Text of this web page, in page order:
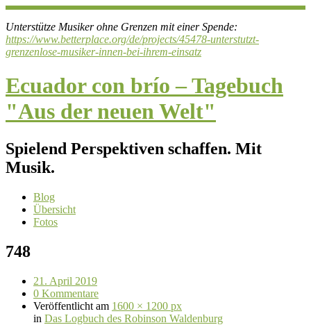
Unterstütze Musiker ohne Grenzen mit einer Spende:
https://www.betterplace.org/de/projects/45478-unterstutzt-
grenzenlose-musiker-innen-bei-ihrem-einsatz
Ecuador con brío – Tagebuch
"Aus der neuen Welt"
Spielend Perspektiven schaffen. Mit
Musik.
Blog
Übersicht
Fotos
748
21. April 2019
0 Kommentare
Veröffentlicht am 1600 × 1200 px
in Das Logbuch des Robinson Waldenburg